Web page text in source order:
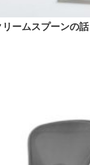
ームスプーンの話